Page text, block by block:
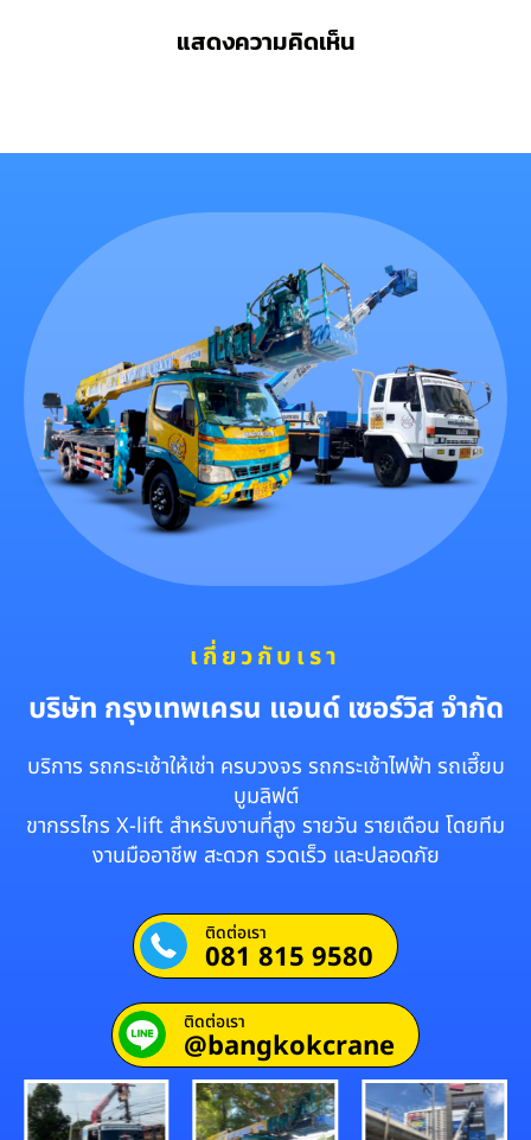
แสดงความคิดเห็น
เกี่ยวกับเรา
บริษัท กรุงเทพเครน แอนด์ เซอร์วิส จำกัด
บริการ รถกระเช้าให้เช่า ครบวงจร รถกระเช้าไฟฟ้า รถเฮี๊ยบ
บูมลิฟต์
ขากรรไกร X-lift สำหรับงานที่สูง รายวัน รายเดือน โดยทีม
งานมืออาชีพ สะดวก รวดเร็ว และปลอดภัย
ติดต่อเรา
081 815 9580
ติดต่อเรา
@bangkokcrane